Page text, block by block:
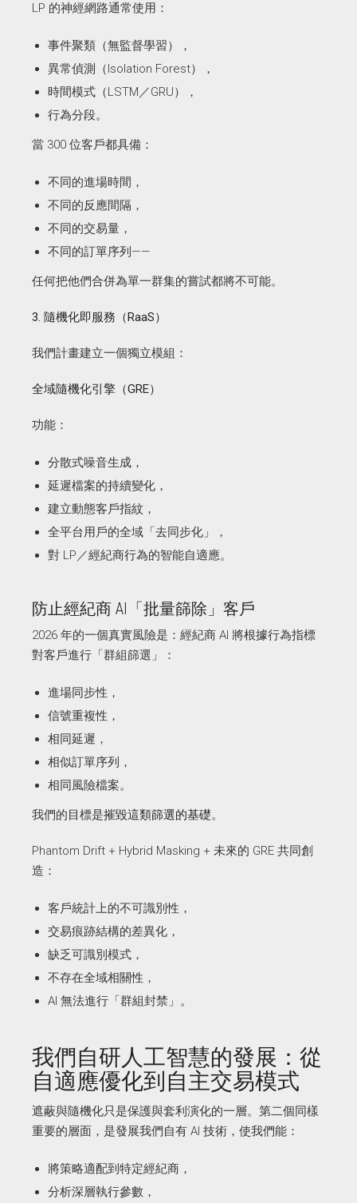
LP 的神經網路通常使用：
事件聚類（無監督學習），
異常偵測（Isolation Forest），
時間模式（LSTM／GRU），
行為分段。
當 300 位客戶都具備：
不同的進場時間，
不同的反應間隔，
不同的交易量，
不同的訂單序列——
任何把他們合併為單一群集的嘗試都將不可能。
3. 隨機化即服務（RaaS）
我們計畫建立一個獨立模組：
全域隨機化引擎（GRE）
功能：
分散式噪音生成，
延遲檔案的持續變化，
建立動態客戶指紋，
全平台用戶的全域「去同步化」，
對 LP／經紀商行為的智能自適應。
防止經紀商 AI「批量篩除」客戶
2026 年的一個真實風險是：經紀商 AI 將根據行為指標
對客戶進行「群組篩選」：
進場同步性，
信號重複性，
相同延遲，
相似訂單序列，
相同風險檔案。
我們的目標是摧毀這類篩選的基礎。
Phantom Drift + Hybrid Masking + 未來的 GRE 共同創
造：
客戶統計上的不可識別性，
交易痕跡結構的差異化，
缺乏可識別模式，
不存在全域相關性，
AI 無法進行「群組封禁」。
我們自研人工智慧的發展：從
自適應優化到自主交易模式
遮蔽與隨機化只是保護與套利演化的一層。第二個同樣
重要的層面，是發展我們自有 AI 技術，使我們能：
將策略適配到特定經紀商，
分析深層執行參數，